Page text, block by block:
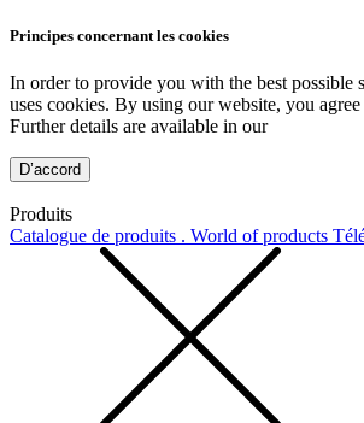
Principes concernant les cookies
In order to provide you with the best possible
uses cookies. By using our website, you
Further details are available in our
D’accord
Produits
Catalogue de produits . World of products